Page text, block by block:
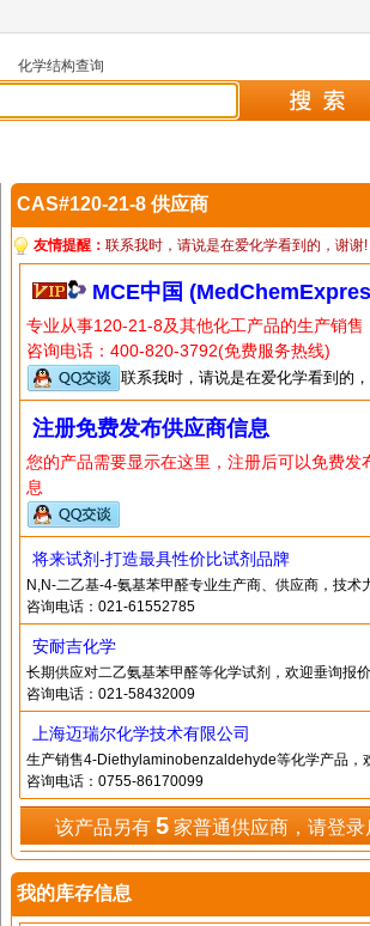
化学结构查询
CAS#120-21-8 供应商
友情提醒： 联系我时，请说是在爱化学看到的，谢谢!
MCE中国
专业从事120-21-8及其他化工产品的生产销售
咨询电话：400-820-3792(免费服务热线)
联系我时，请说是在爱化学看到的
注册免费发布供应商信息
您的产品需要显示在这里，注册后可以免费发
息
将来试剂-打造最具性价比试剂品牌
N,N-二乙基-4-氨基苯甲醛专业生产商、供应商，技术
咨询电话：021-61552785
安耐吉化学
长期供应对二乙氨基苯甲醛等化学试剂，欢迎垂询报价
咨询电话：021-58432009
上海迈瑞尔化学技术有限公司
生产销售4-Diethylaminobenzaldehyde等化学产品，
咨询电话：0755-86170099
该产品另有 5家普通供应商，请登录
我的库存信息